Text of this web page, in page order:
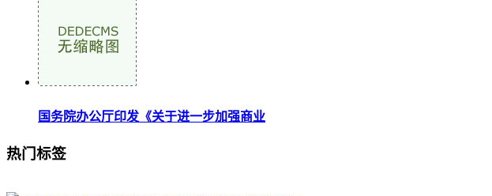
国务院办公厅印发《关于进一步加强商业
热门标签